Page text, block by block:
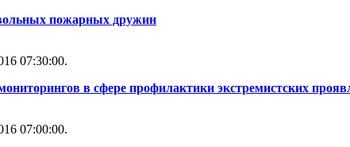
пожарных дружин
07:30:00.
в сфере профилактики экстремистских
07:00:00.